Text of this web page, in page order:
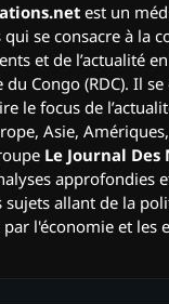
est un
qui se consacre à la
et de l’actualité
Congo (RDC). Il
le focus de
Asie,
Le Journal Des
approfondies
sujets allant de la
l'économie et les